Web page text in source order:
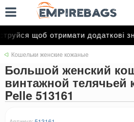
щоб отримати додаткові
Кошельки женские кожаные
Большой женский
винтажной телячьей
Pelle 513161